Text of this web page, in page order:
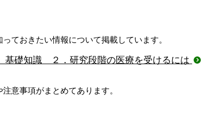
ておきたい情報について掲載しています。
基礎知識 ２．研究段階の医療を受けるには
意事項がまとめてあります。